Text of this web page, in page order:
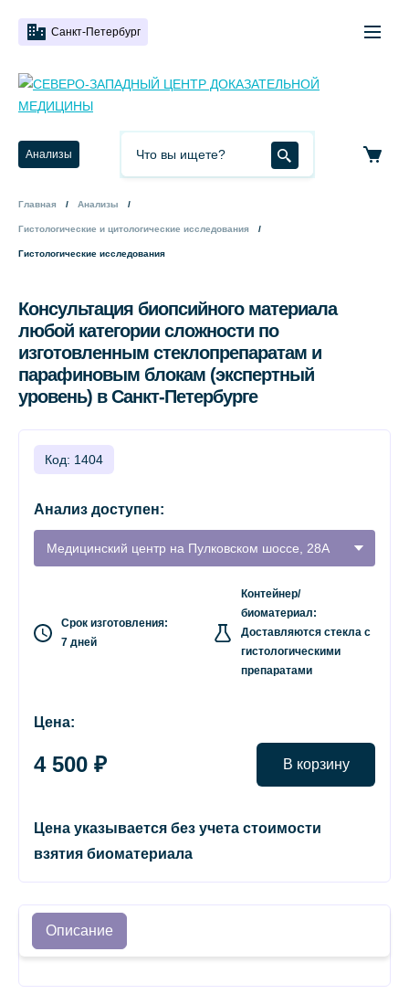
Санкт-Петербург
Анализы
Главная Анализы
Гистологические и цитологические исследования
Гистологические исследования
Консультация биопсийного материала
любой категории сложности по
изготовленным стеклопрепаратам и
парафиновым блокам (экспертный
уровень) в Санкт-Петербурге
Код: 1404
Анализ доступен:
Медицинский центр на Пулковском шоссе, 28А
Срок изготовления:
7 дней
Контейнер/
биоматериал:
Доставляются стекла с
гистологическими
препаратами
Цена:
4 500 ₽ В корзину
Цена указывается без учета стоимости
взятия биоматериала
Описание